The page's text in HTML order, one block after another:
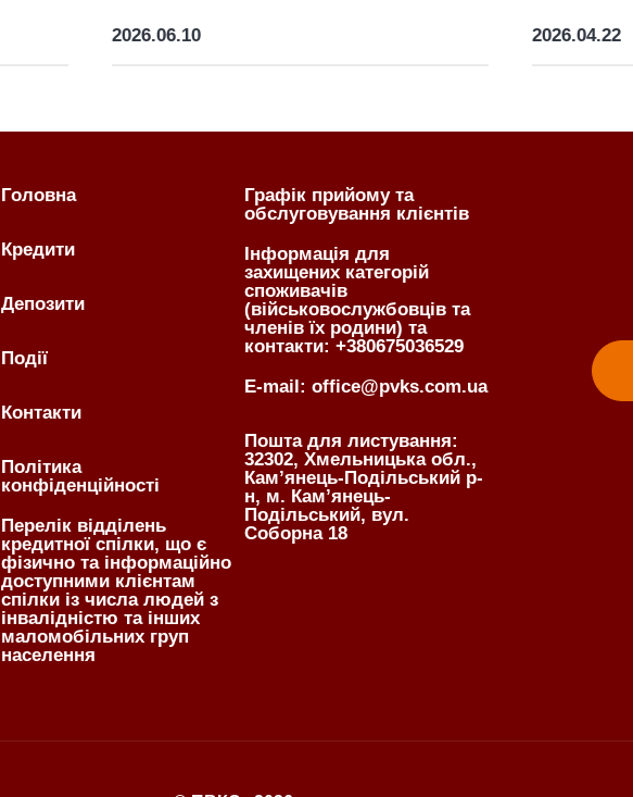
2026.06.10 2026.04.22
Головна
Кредити
Депозити
Події
Контакти
Політика
конфіденційності
Перелік відділень
кредитної спілки, що є
фізично та інформаційно
доступними клієнтам
спілки із числа людей з
інвалідністю та інших
маломобільних груп
населення
Графік прийому та
обслуговування клієнтів
Інформація для
захищених категорій
споживачів
(військовослужбовців та
членів їх родини) та
контакти: +380675036529
E-mail: office@pvks.com.ua
Пошта для листування:
32302, Хмельницька обл.,
Кам’янець-Подільський р-
н, м. Кам’янець-
Подільський, вул.
Соборна 18